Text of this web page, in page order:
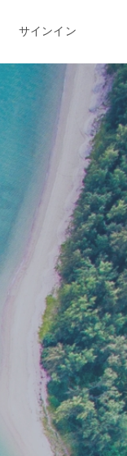
サインイン